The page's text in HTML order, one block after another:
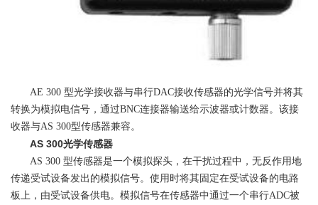
AE 300 型光学接收器与串行DAC接收传感器的光学信号并将其
转换为模拟电信号，通过BNC连接器输送给示波器或计数器。该接
收器与AS 300型传感器兼容。
AS 300光学传感器
AS 300 型传感器是一个模拟探头，在干扰过程中，无反作用地
传递受试设备发出的模拟信号。使用时将其固定在受试设备的电路
板上，由受试设备供电。模拟信号在传感器中通过一个串行ADC被